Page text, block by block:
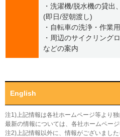
・洗濯機/脱水機の貸出
(即日/翌朝渡し)
・自転車の洗浄・作業
・周辺のサイクリング
などの案内
English
注1)上記情報は各社ホームページ等より
最新の情報については、各社ホームページ
注2)上記情報以外に、情報がございまし